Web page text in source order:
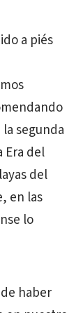
a piés
segunda
Era del
del
en las
lo
haber